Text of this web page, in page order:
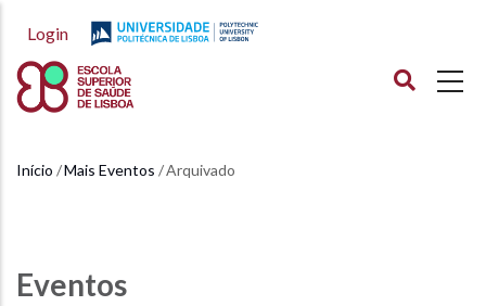
para
conteúdo
Login
Navegação
Início Mais Eventos Arquivado
Eventos